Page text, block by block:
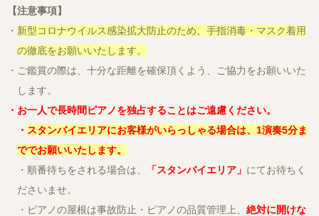
【注意事項】
・ 新型コロナウイルス感染拡大防止のため、手指消毒・マスク着用
の徹底をお願いいたします。
・ご鑑賞の際は、十分な距離を確保頂くよう、ご協力をお願いいた
します。
・お一人で長時間ピアノを独占することはご遠慮ください。
・ スタンバイエリアにお客様がいらっしゃる場合は、1演奏5分ま
ででお願いいたします。
・順番待ちをされる場合は、
「スタンバイエリア」 にてお待ちく
ださいませ。
・ピアノの屋根は事故防止・ピアノの品質管理上、 絶対に開けな